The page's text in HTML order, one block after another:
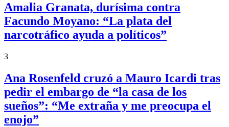
Amalia Granata, durísima contra
Facundo Moyano: “La plata del
narcotráfico ayuda a políticos”
3
Ana Rosenfeld cruzó a Mauro Icardi tras
pedir el embargo de “la casa de los
sueños”: “Me extraña y me preocupa el
enojo”